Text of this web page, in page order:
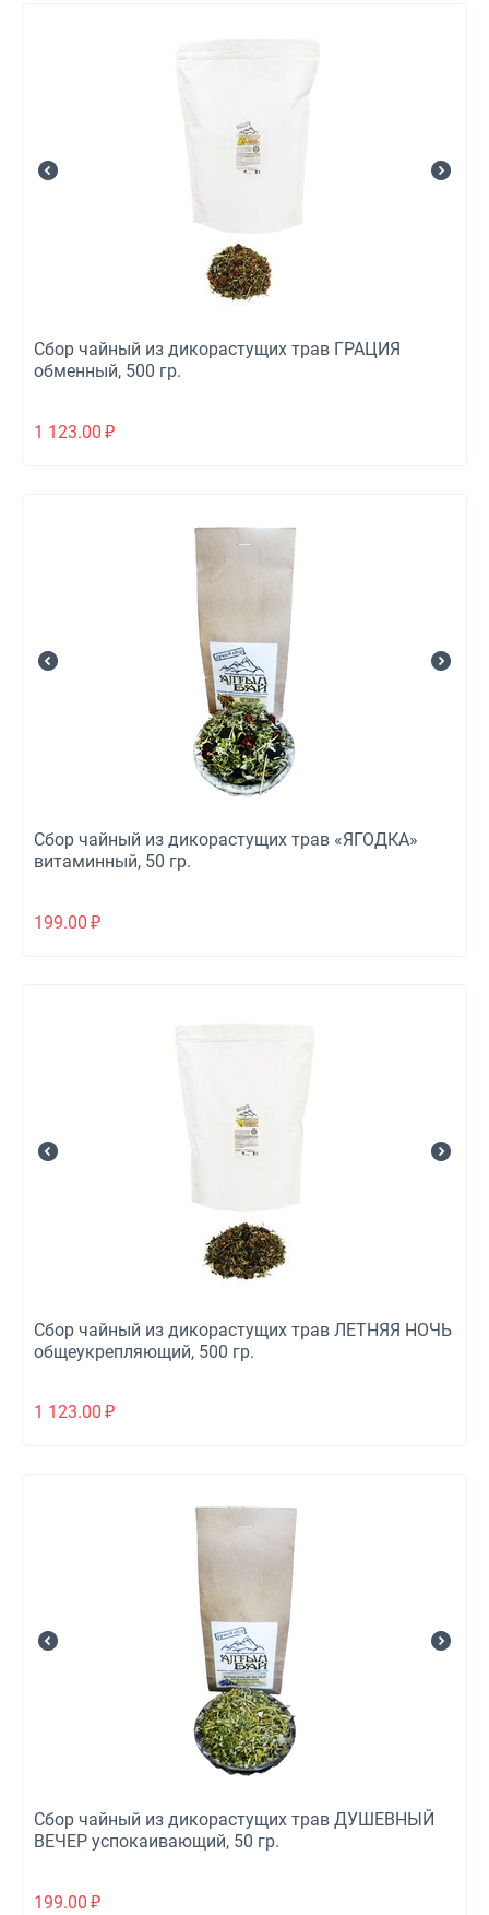
Сбор чайный из дикорастущих трав ГРАЦИЯ
обменный, 500 гр.
1 123.00 ₽
Сбор чайный из дикорастущих трав «ЯГОДКА»
витаминный, 50 гр.
199.00 ₽
Сбор чайный из дикорастущих трав ЛЕТНЯЯ НОЧЬ
общеукрепляющий, 500 гр.
1 123.00 ₽
Сбор чайный из дикорастущих трав ДУШЕВНЫЙ
ВЕЧЕР успокаивающий, 50 гр.
199.00 ₽